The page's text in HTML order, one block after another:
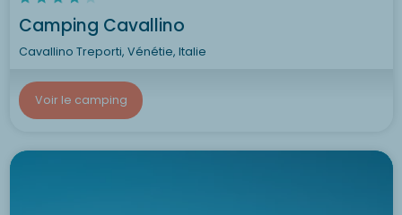
Camping Cavallino
Cavallino Treporti, Vénétie, Italie
Voir le camping